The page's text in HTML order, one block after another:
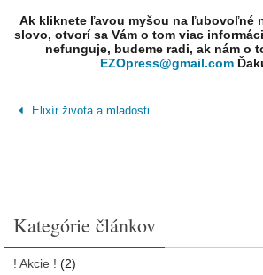
Ak kliknete ľavou myšou na ľubovoľné
slovo, otvorí sa Vám o tom viac
nefunguje, budeme radi, ak nám o
EZOpress@gmail.com
Elixír života a mladosti
Kategórie článkov
! Akcie ! (2)